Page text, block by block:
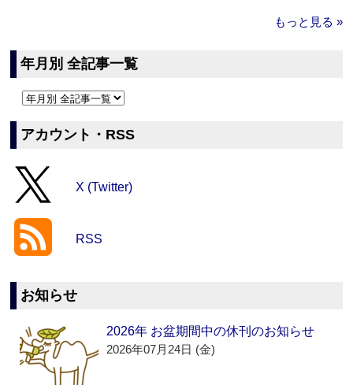
もっと見る »
年月別 全記事一覧
アカウント・RSS
X (Twitter)
RSS
お知らせ
2026年 お盆期間中の休刊のお知らせ
2026年07月24日 (金)